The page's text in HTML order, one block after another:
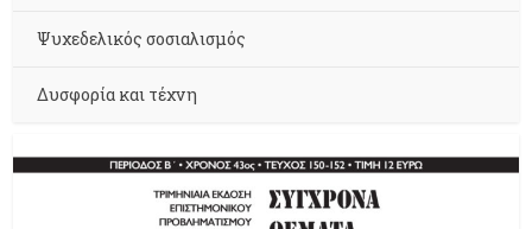
Ψυχεδελικός σοσιαλισμός
Δυσφορία και τέχνη